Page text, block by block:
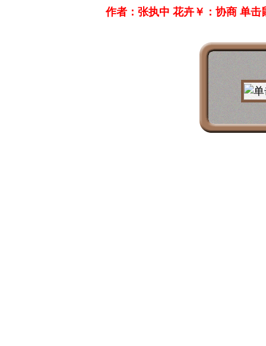
作者：张执中 花卉￥：协商 单击